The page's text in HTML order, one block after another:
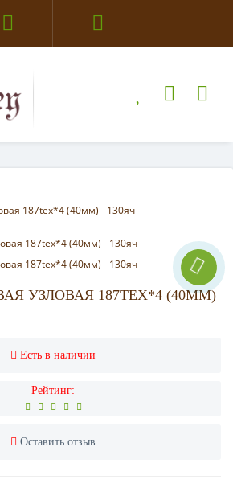
УЗЛОВАЯ 187TEX*4 (40ММ)
Есть в наличии
Рейтинг:
Оставить отзыв